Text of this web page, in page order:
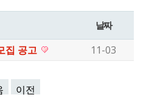
날짜
집 공고 11-03
이전